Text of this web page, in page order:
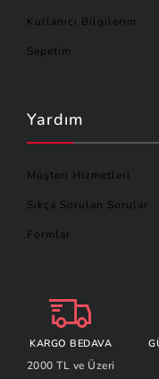
Kullanıcı Bilgilerim
Sepetim
Yardım
Müşteri Hizmetleri
Sıkça Sorulan Sorular
Formlar
KARGO BEDAVA
2000 TL ve Üzeri